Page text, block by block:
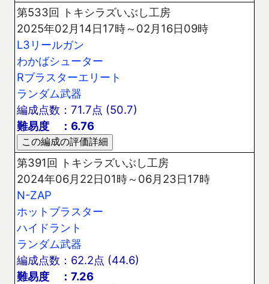
第533回 トキシラズいぶし工房
2025年02月14日17時～02月16日09時
L3リールガン
わかばシューター
Rブラスターエリート
ランダム武器
編成点数：71.7点 (50.7)
難易度 ：6.76
第391回 トキシラズいぶし工房
2024年06月22日01時～06月23日17時
N-ZAP
ホットブラスター
ハイドラント
ランダム武器
編成点数：62.2点 (44.6)
難易度 ：7.26